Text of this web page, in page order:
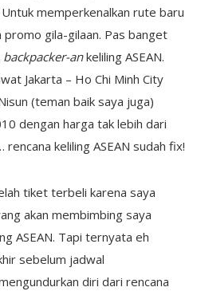
memperkenalkan rute baru
gila-gilaan. Pas banget
backpacker-ankeliling ASEAN.
Jakarta – Ho Chi Minh City
(teman baik saya juga)
dengan harga tak lebih dari
keliling ASEAN sudah fix!
tiket terbeli karena saya
akan membimbing saya
ASEAN. Tapi ternyata eh
sebelum jadwal
diri dari rencana